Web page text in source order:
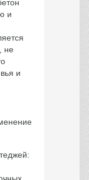
и
не
и